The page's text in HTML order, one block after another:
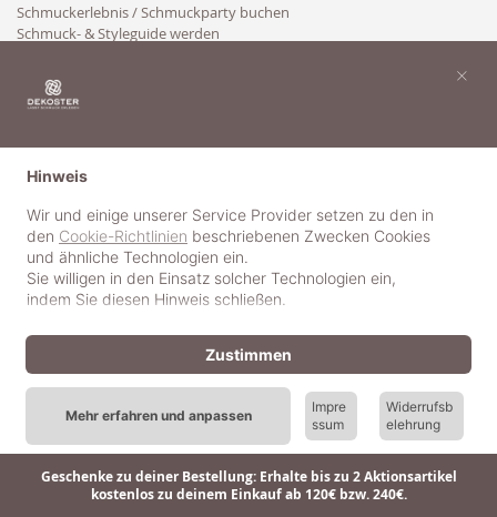
Geschenke zu deiner Bestellung: Erhalte bis zu 2 Aktionsartikel
kostenlos zu deinem Einkauf ab 120€ bzw. 240€.
Schmuckerlebnis / Schmuckparty buchen
Schmuck- & Styleguide werden
© 2018-2025 dekoster GmbH
Hinweis
Wir und einige unserer Service Provider setzen zu den in
den Cookie-Richtlinien beschriebenen Zwecken Cookies
und ähnliche Technologien ein.
Sie willigen in den Einsatz solcher Technologien ein,
indem Sie diesen Hinweis schließen.
Mehr erfahren und anpassen
Impre
ssum
Widerrufsb
elehrung
Zustimmen
×